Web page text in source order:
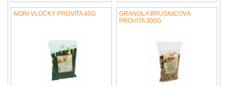
NORI VLOČKY PROVITA 40G
GRANOLA BRUSNICOVÁ
PROVITA 300G